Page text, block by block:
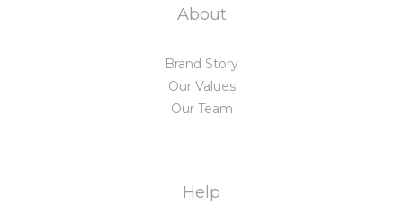
About
Brand Story
Our Values
Our Team
Help